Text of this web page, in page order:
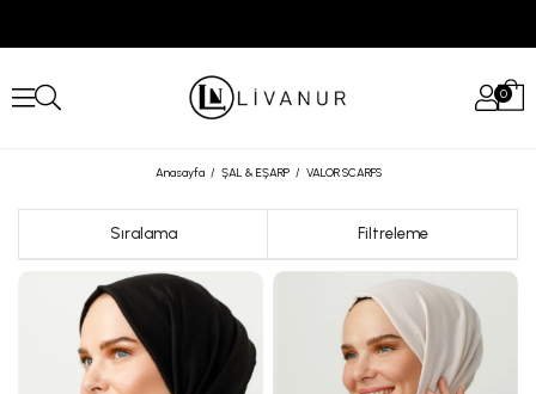
0
Anasayfa ŞAL & EŞARP VALOR SCARFS
Filtreleme
Sıralama